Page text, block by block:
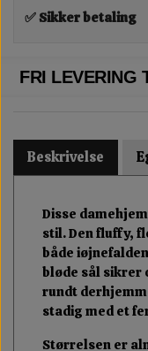
✅ Sikker betaling
FRI LEVERING
Beskrivelse
Disse
stil. Den fluffy,
både
bløde sål sikrer
rundt
stadig med et
Størrelsen er